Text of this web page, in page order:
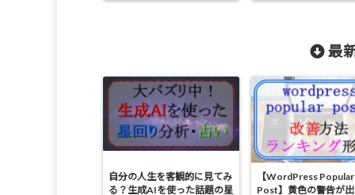
最
自分の人生を客観的に見てみ
る？生成AIを使った話題の星
【WordPress Popular
Post】黄色の警告が